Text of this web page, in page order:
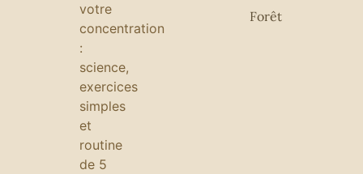
votre
concentration
:
science,
exercices
simples
et
routine
de 5
Forêt